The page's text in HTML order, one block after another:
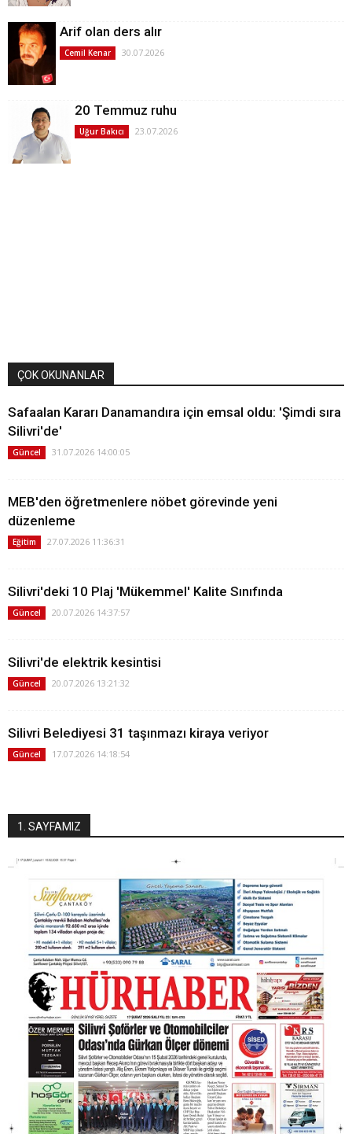
Arif olan ders alır
Cemil Kenar 30.07.2026
20 Temmuz ruhu
Uğur Bakıcı 23.07.2026
ÇOK OKUNANLAR
Safaalan Kararı Danamandıra için emsal oldu: 'Şimdi sıra
Silivri'de'
Güncel 31.07.2026 14:00:05
MEB'den öğretmenlere nöbet görevinde yeni
düzenleme
Eğitim 27.07.2026 11:36:31
Silivri'deki 10 Plaj 'Mükemmel' Kalite Sınıfında
Güncel 20.07.2026 14:37:57
Silivri'de elektrik kesintisi
Güncel 20.07.2026 13:21:32
Silivri Belediyesi 31 taşınmazı kiraya veriyor
Güncel 17.07.2026 14:18:54
1. SAYFAMIZ